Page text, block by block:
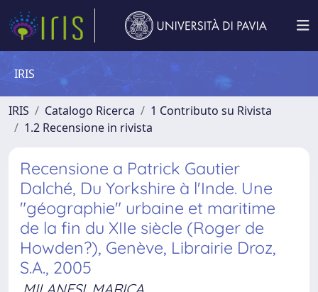
IRIS
IRIS Catalogo Ricerca
1 Contributo su Rivista
1.2 Recensione in rivista
Recensione a Patrick Gautier
Dalché, Du Yorkshire à l'Inde. Une
"géographie" urbaine et maritime
de la fin du XIIe siècle (Roger de
Howden?), Genève, Librairie Droz,
S.A., 2005